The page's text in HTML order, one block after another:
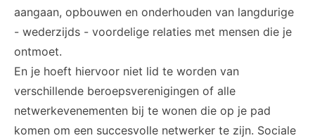
aangaan, opbouwen en onderhouden van langdurige
- wederzijds - voordelige relaties met mensen die je
ontmoet.
En je hoeft hiervoor niet lid te worden van
verschillende beroepsverenigingen of alle
netwerkevenementen bij te wonen die op je pad
komen om een succesvolle netwerker te zijn. Sociale